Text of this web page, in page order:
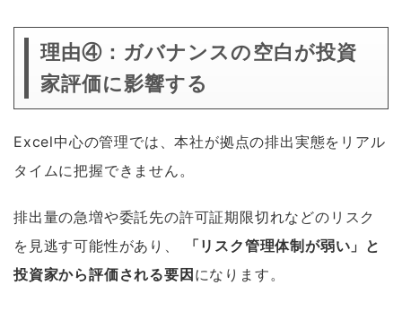
理由④：ガバナンスの空白が投資
家評価に影響する
Excel中心の管理では、本社が拠点の排出実態をリアル
タイムに把握できません。
排出量の急増や委託先の許可証期限切れなどのリスク
を見逃す可能性があり、
「リスク管理体制が弱い」と
投資家から評価される要因 になります。